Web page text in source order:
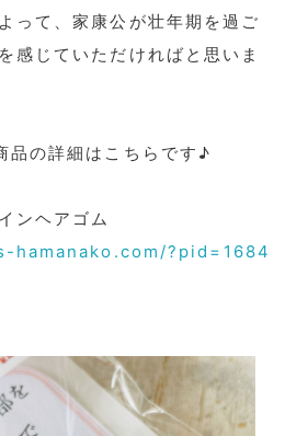
って、家康公が壮年期を過ご
感じていただければと思いま
品の詳細はこちらです♪
ンヘアゴム
?pid=1684